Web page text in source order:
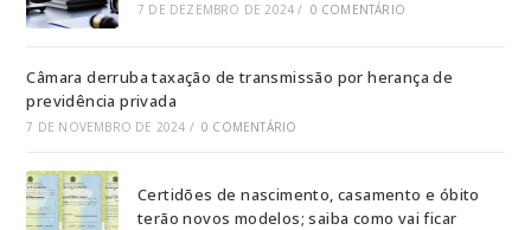
7 DE DEZEMBRO DE 2024 / 0 COMENTÁRIO
Câmara derruba taxação de transmissão por herança de
previdência privada
7 DE NOVEMBRO DE 2024 / 0 COMENTÁRIO
Certidões de nascimento, casamento e óbito
terão novos modelos; saiba como vai ficar